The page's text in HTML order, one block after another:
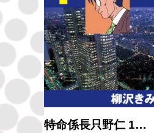
特命係長只野仁 1…